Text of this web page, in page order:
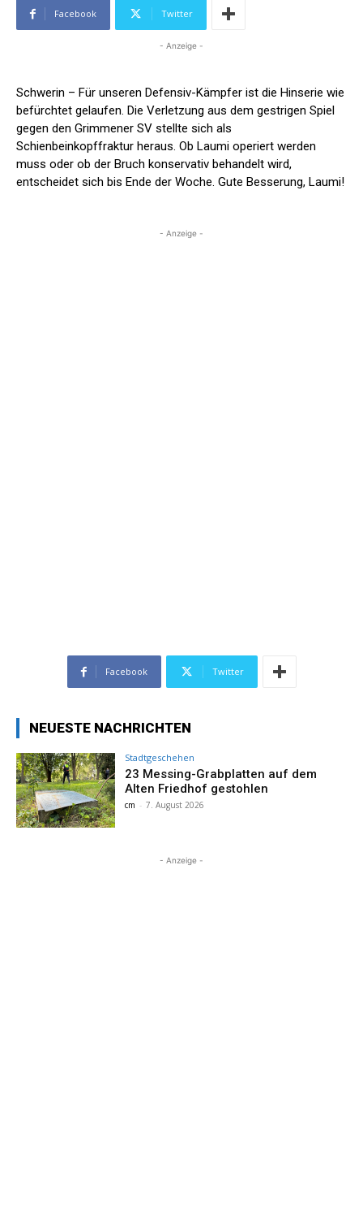
Facebook Twitter
- Anzeige -
Schwerin – Für unseren Defensiv-Kämpfer ist die Hinserie wie
befürchtet gelaufen. Die Verletzung aus dem gestrigen Spiel
gegen den Grimmener SV stellte sich als
Schienbeinkopffraktur heraus. Ob Laumi operiert werden
muss oder ob der Bruch konservativ behandelt wird,
entscheidet sich bis Ende der Woche. Gute Besserung, Laumi!
- Anzeige -
Facebook Twitter
NEUESTE NACHRICHTEN
Stadtgeschehen
23 Messing-Grabplatten auf dem
Alten Friedhof gestohlen
cm - 7. August 2026
- Anzeige -